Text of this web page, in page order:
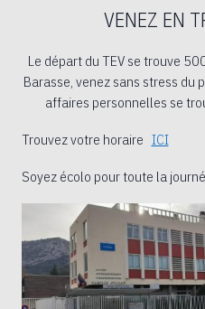
VENEZ EN
Le départ du TEV se trouve
Barasse, venez sans stress du
affaires personnelles se
Trouvez votre horaire ICI
Soyez écolo pour toute la